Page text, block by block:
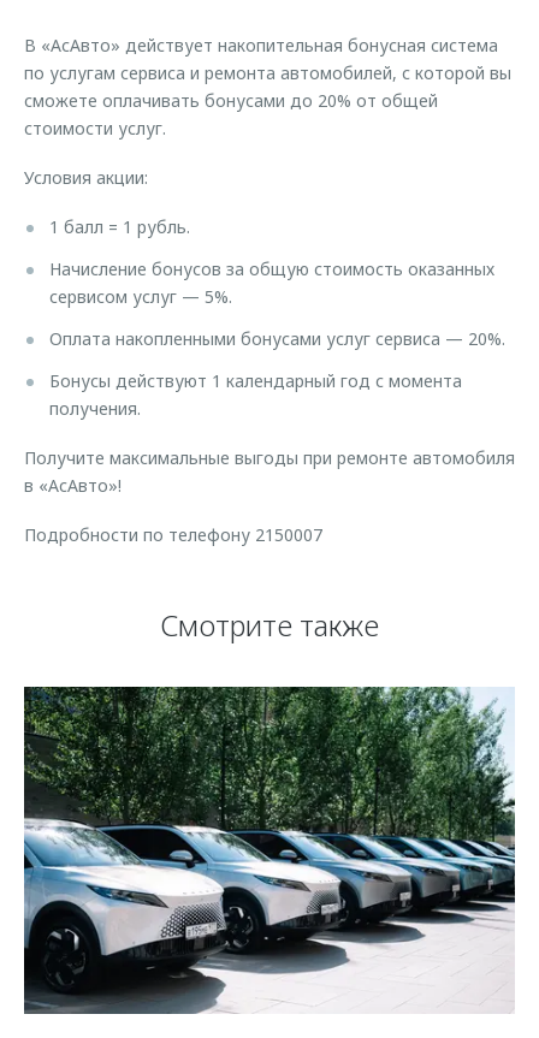
Кредитный калькулятор
Аксессуары
Одежда и сувениры
Оригинальные аксессуары
Запчасти
Трейд-ин
Калькулятор трейд-ин
O&J Автоклуб
Клуб владельцев OMODA
Приложение O&J
Одежда и сувениры
Оригинальные аксессуары
Запчасти
Обратная связь
В «АсАвто» действует накопительная бонусная система
по услугам сервиса и ремонта автомобилей, с которой вы
сможете оплачивать бонусами до 20% от общей
стоимости услуг.
Условия акции:
1 балл = 1 рубль.
Начисление бонусов за общую стоимость оказанных
сервисом услуг — 5%.
Оплата накопленными бонусами услуг сервиса — 20%.
Бонусы действуют 1 календарный год с момента
получения.
Получите максимальные выгоды при ремонте автомобиля
в «АсАвто»!
Подробности по телефону 2150007
Смотрите также